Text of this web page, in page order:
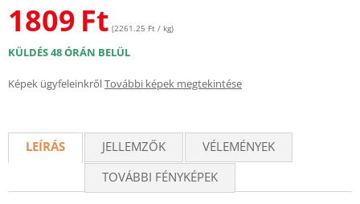
1809 Ft (2261.25 Ft / kg)
KÜLDÉS 48 ÓRÁN BELÜL
Képek ügyfeleinkrőlTovábbi képek megtekintése
LEÍRÁS JELLEMZŐK
VÉLEMÉNYEK
TOVÁBBI FÉNYKÉPEK